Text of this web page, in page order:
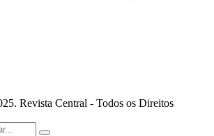
Revista Central - Todos os Direitos